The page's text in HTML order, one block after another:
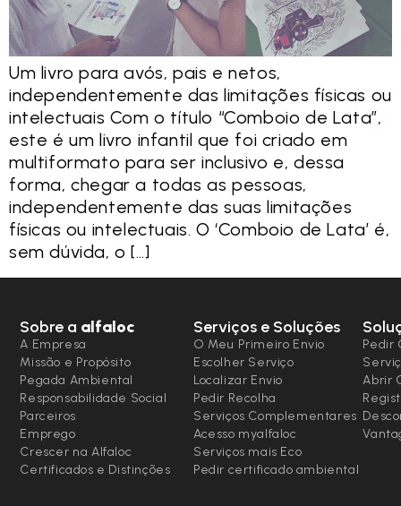
Um livro para avós, pais e netos,
independentemente das limitações físicas ou
intelectuais Com o título “Comboio de Lata”,
este é um livro infantil que foi criado em
multiformato para ser inclusivo e, dessa
forma, chegar a todas as pessoas,
independentemente das suas limitações
físicas ou intelectuais. O ‘Comboio de Lata’ é,
sem dúvida, o […]
Sobre a alfaloc
A Empresa
Missão e Propósito
Pegada Ambiental
Responsabilidade Social
Parceiros
Emprego
Crescer na Alfaloc
Certificados e Distinções
Serviços e Soluções
O Meu Primeiro Envio
Escolher Serviço
Localizar Envio
Pedir Recolha
Serviços Complementares
Acesso myalfaloc
Serviços mais Eco
Pedir certificado ambiental
Pedir
Abrir